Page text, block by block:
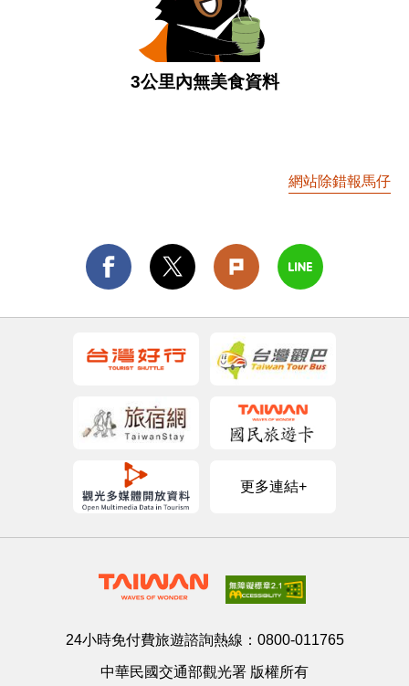
3公里內無美食資料
網站除錯報馬仔
更多連結+
24小時免付費旅遊諮詢熱線： 0800-011765
中華民國交通部觀光署 版權所有